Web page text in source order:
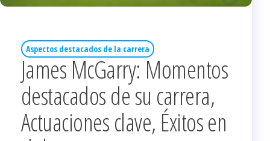
Aspectos destacados de la carrera
James McGarry: Momentos
destacados de su carrera,
Actuaciones clave, Éxitos en